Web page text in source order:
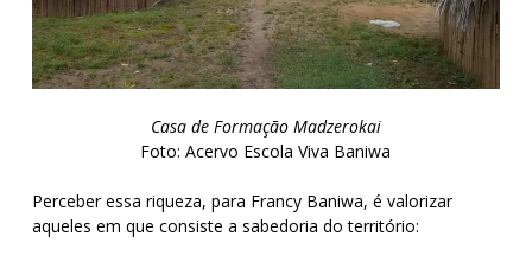
Casa de Formação Madzerokai
Foto: Acervo Escola Viva Baniwa
Perceber essa riqueza, para Francy Baniwa, é valorizar
aqueles em que consiste a sabedoria do território: